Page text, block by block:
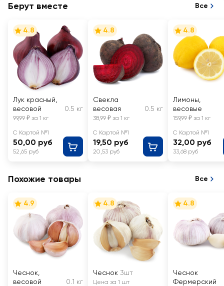
Берут вместе Все
4.8
Лук красный,
весовой
0.5 кг
99,99 ₽ за 1 кг
С Картой №1
50,00 руб
52,65 руб
4.8
Свекла
весовая
0.5 кг
38,99 ₽ за 1 кг
С Картой №1
19,50 руб
20,53 руб
4.8
Лимоны,
весовые
159,99 ₽ за 1 кг
С Картой №1
32,00 руб
33,68 руб
Похожие товары Все
4.9
Чеснок,
весовой
0.1 кг
4.8
Чеснок 3шт
Цена за 1 шт
4.8
Чеснок
Фермерский